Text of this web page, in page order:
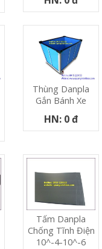
Thùng Danpla
Gắn Bánh Xe
HN: 0 đ
Tấm Danpla
Chống Tĩnh Điện
10^-4-10^-6